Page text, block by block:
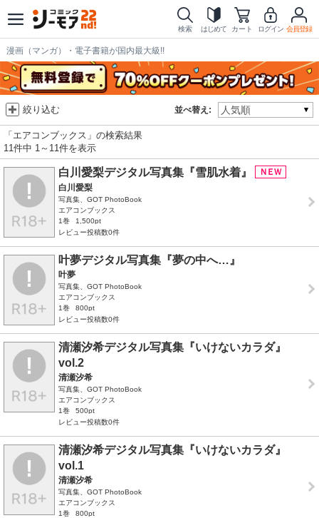
検索 はじめて カート ログイン 会員登録
漫画（マンガ）・電子書籍が国内最大級!!
並べ替え:
絞り込む
「エアコンブックス」の検索結果
11件中 1～11件を表示
白川愛梨デジタル写真集『雪肌水着』
白川愛梨
写真集、GOT PhotoBook
エアコンブックス
1巻
1,500pt
レビュー投稿数0件
叶夢デジタル写真集『夢の中へ…』
叶夢
写真集、GOT PhotoBook
エアコンブックス
1巻
800pt
レビュー投稿数0件
清瀬汐希デジタル写真集『いけないカラダ』
vol.2
清瀬汐希
写真集、GOT PhotoBook
エアコンブックス
1巻
500pt
レビュー投稿数0件
清瀬汐希デジタル写真集『いけないカラダ』
vol.1
清瀬汐希
写真集、GOT PhotoBook
エアコンブックス
1巻
800pt